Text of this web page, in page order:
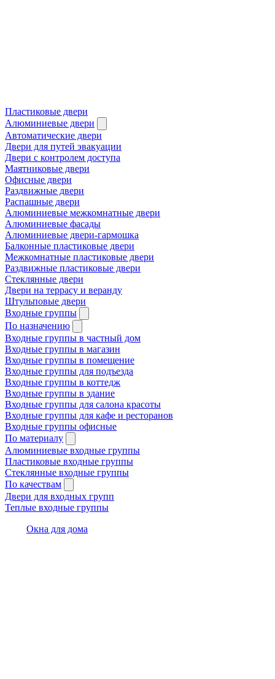
Пластиковые двери
Алюминиевые двери
Автоматические двери
Двери для путей эвакуации
Двери с контролем доступа
Маятниковые двери
Офисные двери
Раздвижные двери
Распашные двери
Алюминиевые межкомнатные двери
Алюминиевые фасады
Алюминиевые двери-гармошка
Балконные пластиковые двери
Межкомнатные пластиковые двери
Раздвижные пластиковые двери
Стеклянные двери
Двери на террасу и веранду
Штульповые двери
Входные группы
По назначению
Входные группы в частный дом
Входные группы в магазин
Входные группы в помещение
Входные группы для подъезда
Входные группы в коттедж
Входные группы в здание
Входные группы для салона красоты
Входные группы для кафе и ресторанов
Входные группы офисные
По материалу
Алюминиевые входные группы
Пластиковые входные группы
Стеклянные входные группы
По качествам
Двери для входных групп
Теплые входные группы
Окна для дома